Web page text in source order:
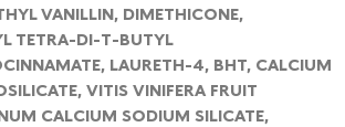
VANILLIN, DIMETHICONE,
TETRA-DI-T-BUTYL
LAURETH-4, BHT, CALCIUM
VITIS VINIFERA FRUIT
CALCIUM SODIUM SILICATE,